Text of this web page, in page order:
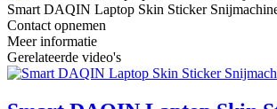
Smart DAQIN Laptop Skin Sticker
Contact opnemen
Meer informatie
Gerelateerde video's